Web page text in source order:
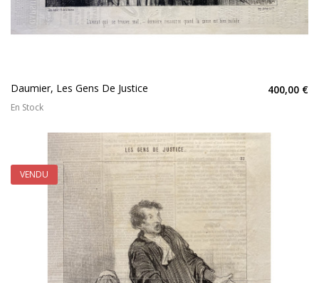
Daumier, Les Gens De Justice 400,00 €
En Stock
VENDU